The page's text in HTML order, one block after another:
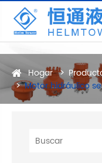
Hogar
Motor hidráulico